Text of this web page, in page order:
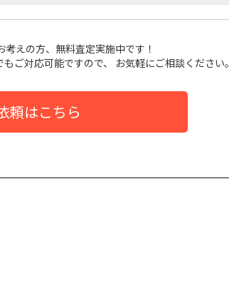
考えの方、無料査定実施中です！
ご対応可能ですので、 お気軽にご相談ください。
頼はこちら